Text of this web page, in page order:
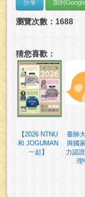
瀏覽次數：1688
猜您喜歡：
【2026 NTNU
和 JOGUMAN
一起】
臺師
與國
力認
理